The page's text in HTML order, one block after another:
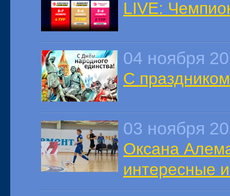
LIVE:
04 ноября
С
03 ноября
Оксана
интересные